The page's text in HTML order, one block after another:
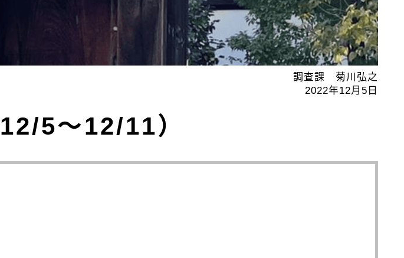
調査課 菊川弘之
2022年12月5日
5～12/11）